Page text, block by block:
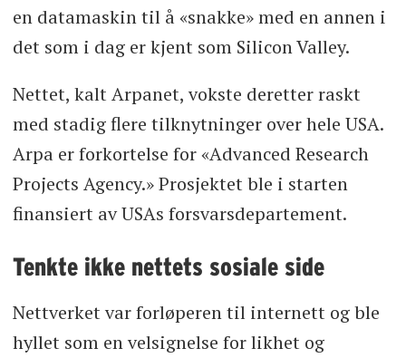
en datamaskin til å «snakke» med en annen i
det som i dag er kjent som Silicon Valley.
Nettet, kalt Arpanet, vokste deretter raskt
med stadig flere tilknytninger over hele USA.
Arpa er forkortelse for «Advanced Research
Projects Agency.» Prosjektet ble i starten
finansiert av USAs forsvarsdepartement.
Tenkte ikke nettets sosiale side
Nettverket var forløperen til internett og ble
hyllet som en velsignelse for likhet og